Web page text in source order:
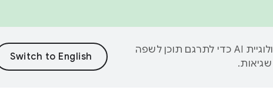
‫Google משתמשת בטכנולוגיית AI כדי לתרגם תוכן לשפה